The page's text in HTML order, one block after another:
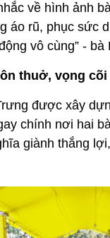
về hình ảnh
áo rũ, phục sức
vô cùng” - bà
thuở, vọng
được xây
chính nơi hai
giành thắng